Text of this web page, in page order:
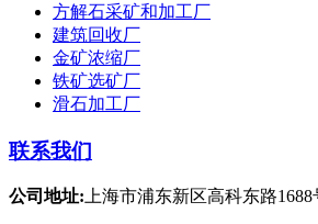
方解石采矿和加工厂
建筑回收厂
金矿浓缩厂
铁矿选矿厂
滑石加工厂
联系我们
公司地址: 上海市浦东新区高科东路1688